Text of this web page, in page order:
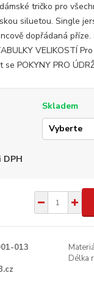
tričko pro
siluetou. Single
dopřádaná
VELIKOSTÍ
POKYNY PRO
Skladem
DPH
013
Délka